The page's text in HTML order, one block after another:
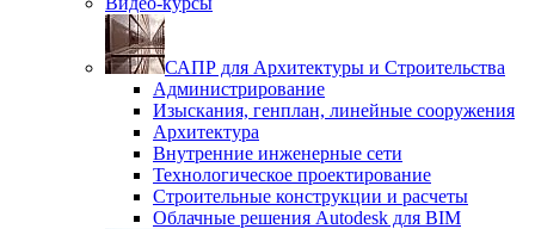
САПР для Архитектуры и Строительства
Администрирование
Изыскания, генплан, линейные сооружения
Архитектура
Внутренние инженерные сети
Технологическое проектирование
Строительные конструкции и расчеты
Облачные решения Autodesk для BIM